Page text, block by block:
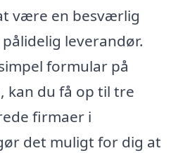
være en besværlig
leverandør.
formular på
kan du få op til tre
firmaer i
det muligt for dig at